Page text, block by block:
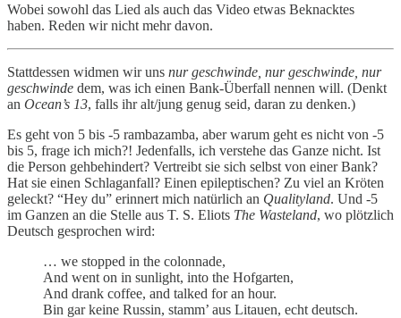
Wobei sowohl das Lied als auch das Video etwas Beknacktes
haben. Reden wir nicht mehr davon.
Stattdessen widmen wir uns nur geschwinde, nur geschwinde, nur
geschwinde dem, was ich einen Bank-Überfall nennen will. (Denkt
an Ocean’s 13, falls ihr alt/jung genug seid, daran zu denken.)
Es geht von 5 bis -5 rambazamba, aber warum geht es nicht von -5
bis 5, frage ich mich?! Jedenfalls, ich verstehe das Ganze nicht. Ist
die Person gehbehindert? Vertreibt sie sich selbst von einer Bank?
Hat sie einen Schlaganfall? Einen epileptischen? Zu viel an Kröten
geleckt? “Hey du” erinnert mich natürlich an Qualityland. Und -5
im Ganzen an die Stelle aus T. S. Eliots The Wasteland, wo plötzlich
Deutsch gesprochen wird:
… we stopped in the colonnade,
And went on in sunlight, into the Hofgarten,
And drank coffee, and talked for an hour.
Bin gar keine Russin, stamm’ aus Litauen, echt deutsch.